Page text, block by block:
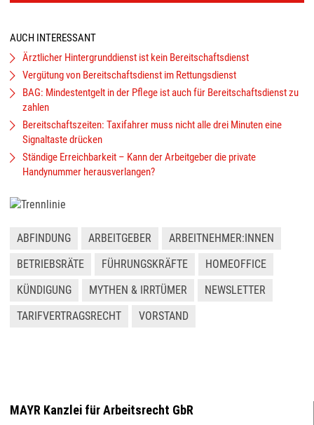
AUCH INTERESSANT
Ärztlicher Hintergrunddienst ist kein Bereitschaftsdienst
Vergütung von Bereitschaftsdienst im Rettungsdienst
BAG: Mindestentgelt in der Pflege ist auch für Bereitschaftsdienst zu
zahlen
Bereitschaftszeiten: Taxifahrer muss nicht alle drei Minuten eine
Signaltaste drücken
Ständige Erreichbarkeit – Kann der Arbeitgeber die private
Handynummer herausverlangen?
ABFINDUNG ARBEITGEBER
ARBEITNEHMER:INNEN
BETRIEBSRÄTE
FÜHRUNGSKRÄFTE
HOMEOFFICE
KÜNDIGUNG
MYTHEN & IRRTÜMER
NEWSLETTER
TARIFVERTRAGSRECHT
VORSTAND
MAYR Kanzlei für Arbeitsrecht GbR